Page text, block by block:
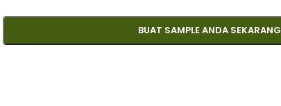
BUAT SAMPLE ANDA SEKARANG